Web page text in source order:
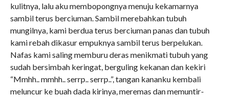
kulitnya, lalu aku membopongnya menuju kekamarnya
sambil terus berciuman. Sambil merebahkan tubuh
mungilnya, kami berdua terus berciuman panas dan tubuh
kami rebah dikasur empuknya sambil terus berpelukan.
Nafas kami saling memburu deras menikmati tubuh yang
sudah bersimbah keringat, berguling kekanan dan kekiri
“Mmhh.. mmhh.. serrp.. serrp..”, tangan kananku kembali
meluncur ke buah dada kirinya, meremas dan memuntir-